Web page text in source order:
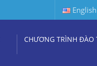
English
CHƯƠNG TRÌNH ĐÀO